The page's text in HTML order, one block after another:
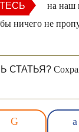
на наш
ничего не
СТАТЬЯ?